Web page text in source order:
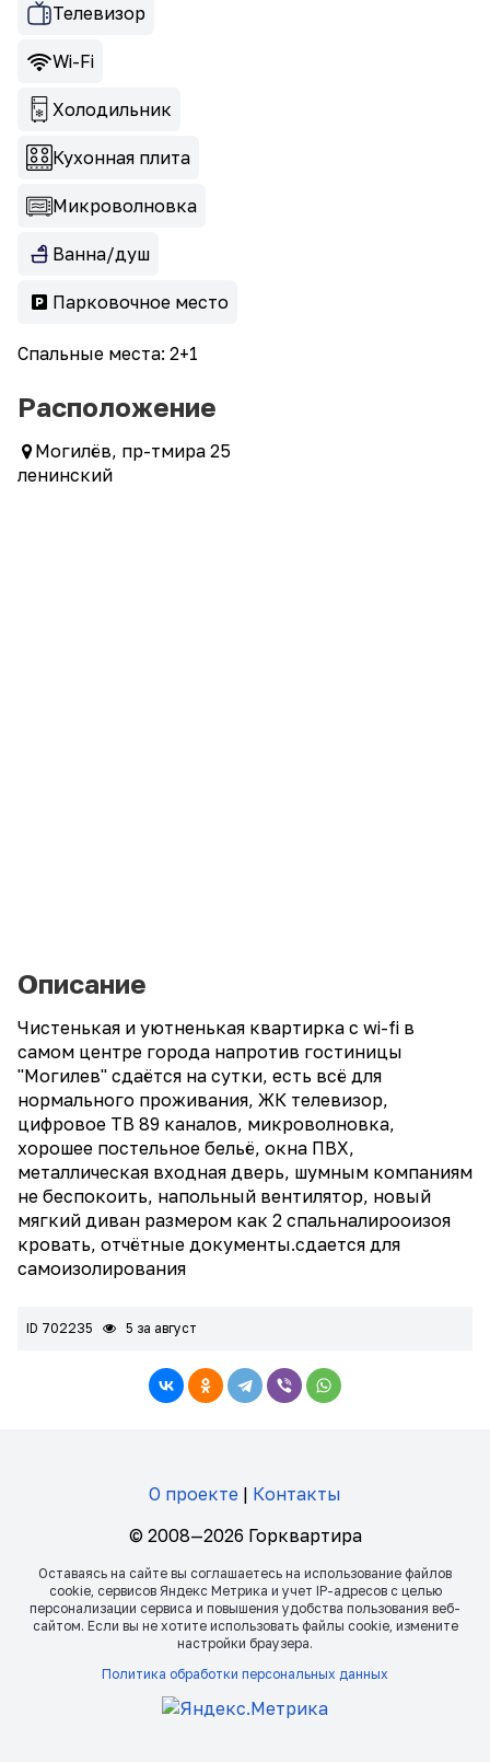
Телевизор
Wi-Fi
Холодильник
Кухонная плита
Микроволновка
Ванна/душ
Парковочное место
Спальные места: 2+1
Расположение
Могилёв, пр-тмира 25
ленинский
Описание
Чистенькая и уютненькая квартирка с wi-fi в
самом центре города напротив гостиницы
"Могилев" сдаётся на сутки, есть всё для
нормального проживания, ЖК телевизор,
цифровое ТВ 89 каналов, микроволновка,
хорошее постельное бельё, окна ПВХ,
металлическая входная дверь, шумным компаниям
не беспокоить, напольный вентилятор, новый
мягкий диван размером как 2 спальналирооизоя
кровать, отчётные документы.сдается для
самоизолирования
ID 702235 5 за август
О проекте | Контакты
© 2008—2026 Горквартира
Оставаясь на сайте вы соглашаетесь на использование файлов
сookie, сервисов Яндекс Метрика и учет IP-адресов с целью
персонализации сервиса и повышения удобства пользования веб-
сайтом. Если вы не хотите использовать файлы сookie, измените
настройки браузера.
Политика обработки персональных данных